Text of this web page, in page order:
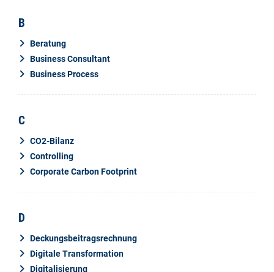
B
Beratung
Business Consultant
Business Process
C
CO2-Bilanz
Controlling
Corporate Carbon Footprint
D
Deckungsbeitragsrechnung
Digitale Transformation
Digitalisierung